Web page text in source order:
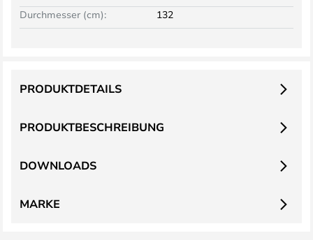
Durchmesser (cm):
132
PRODUKTBESCHREIBUNG
PRODUKTDETAILS
DOWNLOADS
MARKE